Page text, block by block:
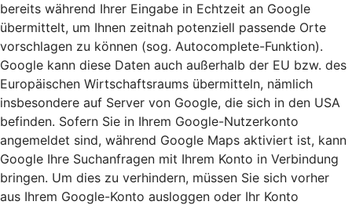
bereits während Ihrer Eingabe in Echtzeit an Google
übermittelt, um Ihnen zeitnah potenziell passende Orte
vorschlagen zu können (sog. Autocomplete-Funktion).
Google kann diese Daten auch außerhalb der EU bzw. des
Europäischen Wirtschaftsraums übermitteln, nämlich
insbesondere auf Server von Google, die sich in den USA
befinden. Sofern Sie in Ihrem Google-Nutzerkonto
angemeldet sind, während Google Maps aktiviert ist, kann
Google Ihre Suchanfragen mit Ihrem Konto in Verbindung
bringen. Um dies zu verhindern, müssen Sie sich vorher
aus Ihrem Google-Konto ausloggen oder Ihr Konto